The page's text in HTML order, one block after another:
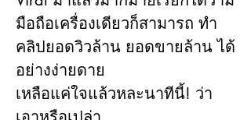
มือถือเครื่องเดียวก็สามารถ ทำ
คลิปยอดวิวล้าน ยอดขายล้าน ได้
อย่างง่ายดาย
เหลือแค่ใจแล้วหละนาทีนี้! ว่า